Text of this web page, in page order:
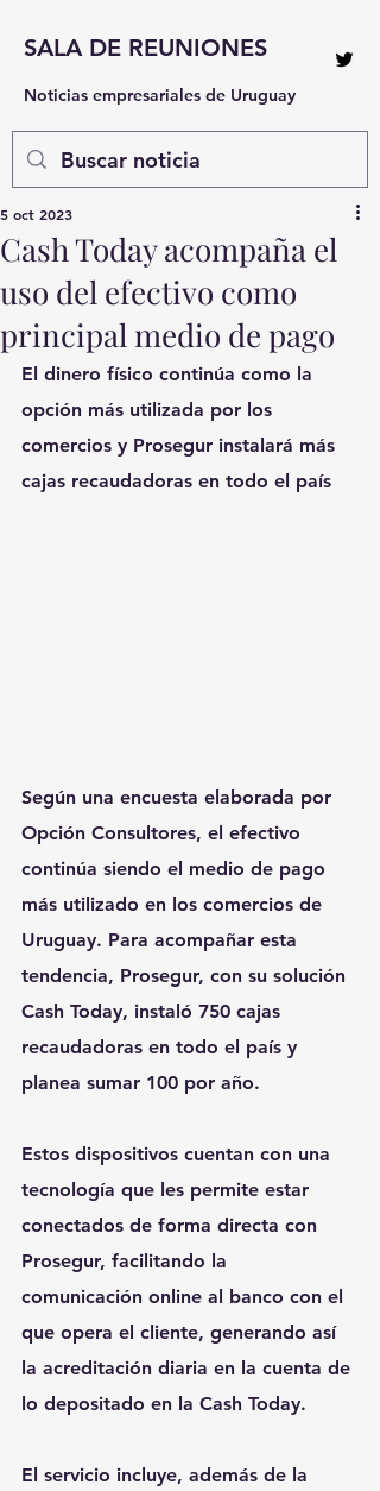
SALA DE REUNIONES
Noticias empresariales de Uruguay
Cash Today acompaña el
uso del efectivo como
principal medio de pago
5 oct 2023
El dinero físico continúa como la
opción más utilizada por los
comercios y Prosegur instalará más
cajas recaudadoras en todo el país
Según una encuesta elaborada por
Opción Consultores, el efectivo
continúa siendo el medio de pago
más utilizado en los comercios de
Uruguay. Para acompañar esta
tendencia, Prosegur, con su solución
Cash Today, instaló 750 cajas
recaudadoras en todo el país y
planea sumar 100 por año.
Estos dispositivos cuentan con una
tecnología que les permite estar
conectados de forma directa con
Prosegur, facilitando la
comunicación online al banco con el
que opera el cliente, generando así
la acreditación diaria en la cuenta de
lo depositado en la Cash Today.
El servicio incluye, además de la